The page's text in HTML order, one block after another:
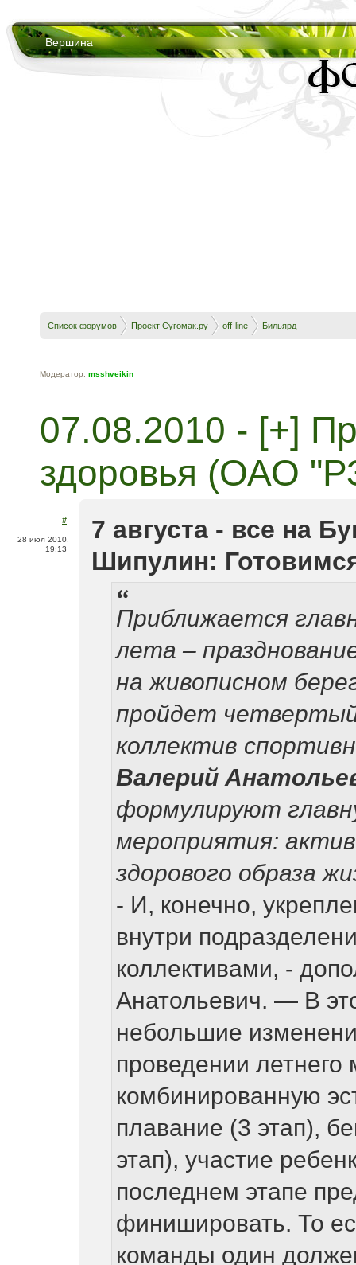
Вершина
Список форумов Проект Сугомак.ру off-line Бильярд
Модератор: msshveikin
07.08.2010 - [+]
здоровья (ОАО
#
28 июл 2010,
19:13
7 августа - все на
Шипулин:
Приближается
лета –
на живописном
пройдет
коллектив
Валерий
формулируют
мероприятия:
здорового образа
- И, конечно,
внутри
коллективами, -
Анатольевич. — В
небольшие
проведении
комбинированную
плавание (3 этап),
этап), участие
последнем этапе
финишировать. То
команды один